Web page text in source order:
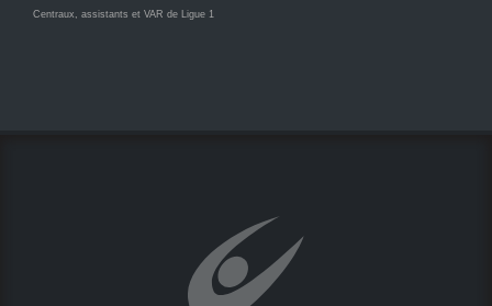
Centraux, assistants et VAR de Ligue 1